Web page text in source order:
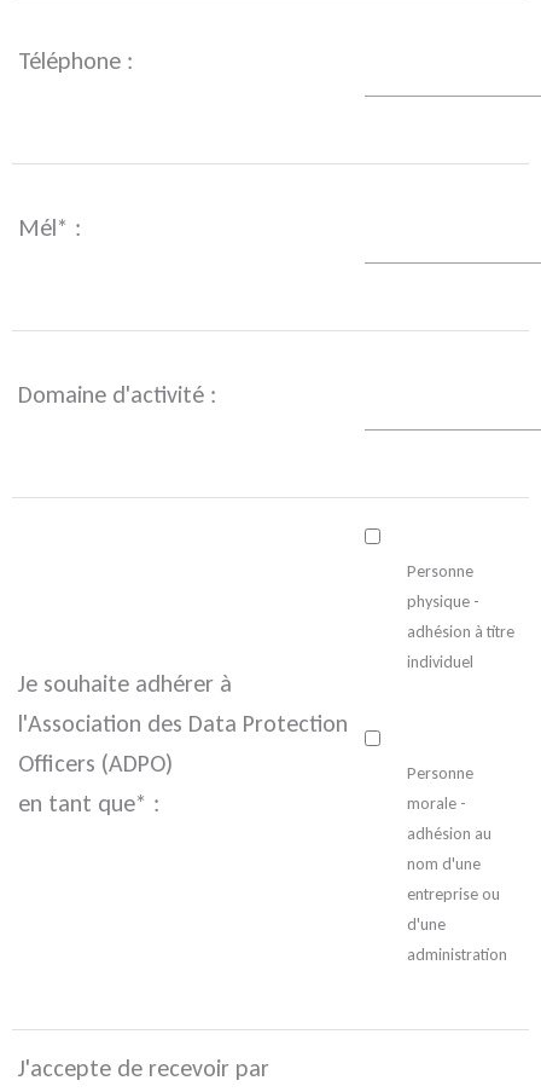
Téléphone :
Mél* :
Domaine d'activité :
Je souhaite adhérer à
l'Association des Data Protection
Officers (ADPO)
en tant que* :
Personne
physique -
adhésion à titre
individuel
Personne
morale -
adhésion au
nom d'une
entreprise ou
d'une
administration
J'accepte de recevoir par